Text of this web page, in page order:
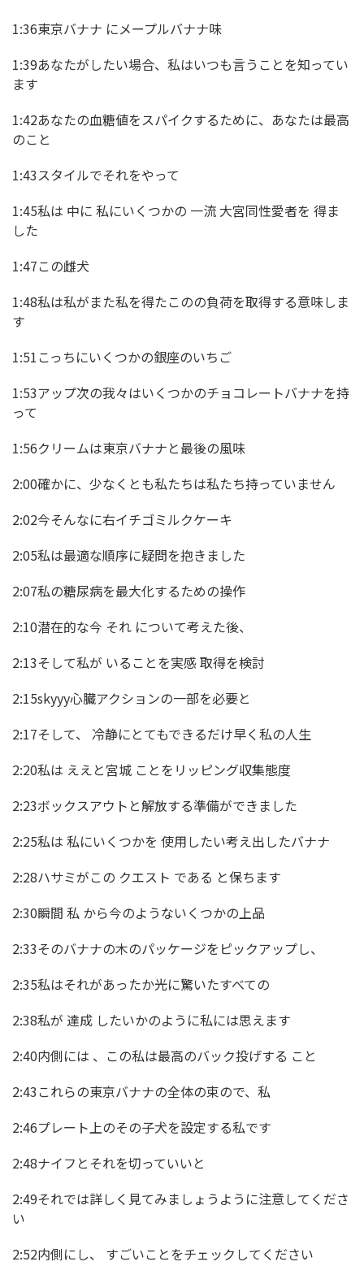
1:36東京バナナ にメープルバナナ味
1:39あなたがしたい場合、私はいつも言うことを知ってい
ます
1:42あなたの血糖値をスパイクするために、あなたは最高
のこと
1:43スタイルでそれをやって
1:45私は 中に 私にいくつかの 一流 大宮同性愛者を 得ま
した
1:47この雌犬
1:48私は私がまた私を得たこのの負荷を取得する意味しま
す
1:51こっちにいくつかの銀座のいちご
1:53アップ次の我々はいくつかのチョコレートバナナを持
って
1:56クリームは東京バナナと最後の風味
2:00確かに、少なくとも私たちは私たち持っていません
2:02今そんなに右イチゴミルクケーキ
2:05私は最適な順序に疑問を抱きました
2:07私の糖尿病を最大化するための操作
2:10潜在的な今 それ について考えた後、
2:13そして私が いることを実感 取得を検討
2:15skyyy心臓アクションの一部を必要と
2:17そして、 冷静にとてもできるだけ早く私の人生
2:20私は ええと宮城 ことをリッピング収集態度
2:23ボックスアウトと解放する準備ができました
2:25私は 私にいくつかを 使用したい考え出したバナナ
2:28ハサミがこの クエスト である と保ちます
2:30瞬間 私 から今のようないくつかの上品
2:33そのバナナの木のパッケージをピックアップし、
2:35私はそれがあったか光に驚いたすべての
2:38私が 達成 したいかのように私には思えます
2:40内側には 、この私は最高のバック投げする こと
2:43これらの東京バナナの全体の束ので、私
2:46プレート上のその子犬を設定する私です
2:48ナイフとそれを切っていいと
2:49それでは詳しく見てみましょうように注意してくださ
い
2:52内側にし、 すごいことをチェックしてください